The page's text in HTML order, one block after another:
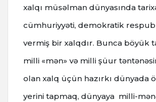
xalqı müsəlman dünyasında
cümhuriyyəti, demokratik
vermiş bir xalqdır. Bunca böyük
milli «mən» və milli şüur
olan xalq üçün hazırkı dünyada
yerini tapmaq, dünyaya milli-